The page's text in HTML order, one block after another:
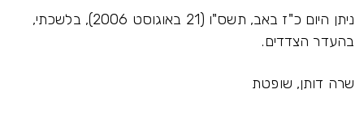
ניתן היום כ"ז באב, תשס"ו (21 באוגוסט 2006), בלשכתי,
בהעדר הצדדים.
שרה דותן, שופטת